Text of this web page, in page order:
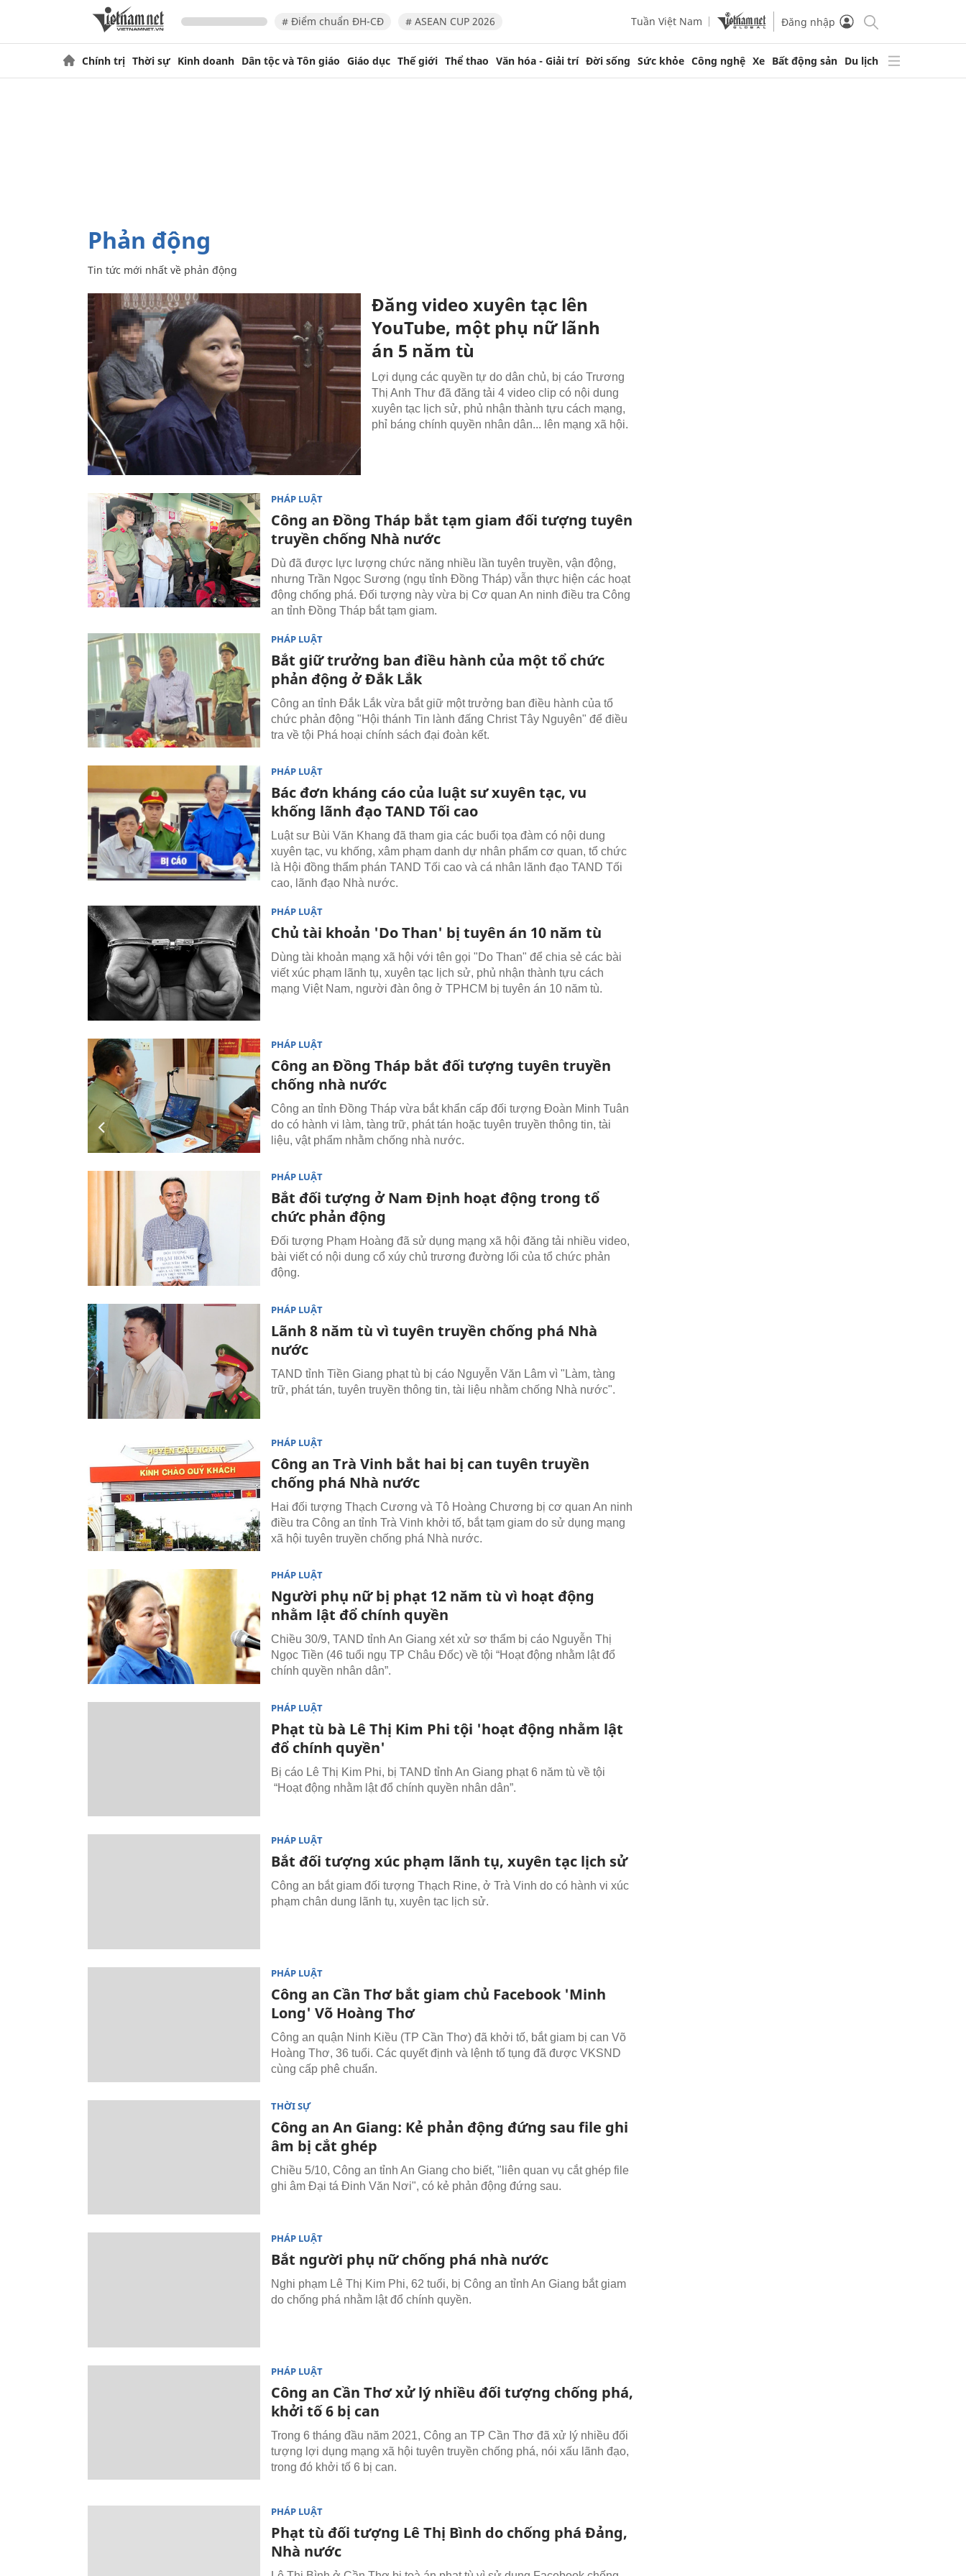
# Điểm chuẩn ĐH-CĐ # ASEAN CUP 2026 Tuần Việt Nam Đăng nhập
Chính trị Thời sự Kinh doanh Dân tộc và Tôn giáo Giáo dục Thế giới Thể thao Văn hóa - Giải trí Đời sống Sức khỏe Công nghệ Xe Bất động sản Du lịch
phản động
Tin tức mới nhất về phản động
Đăng video xuyên tạc lên
YouTube, một phụ nữ lãnh
án 5 năm tù
Lợi dụng các quyền tự do dân chủ, bị cáo Trương
Thị Anh Thư đã đăng tải 4 video clip có nội dung
xuyên tạc lịch sử, phủ nhận thành tựu cách mạng,
phỉ báng chính quyền nhân dân... lên mạng xã hội.
PHÁP LUẬT
Công an Đồng Tháp bắt tạm giam đối tượng tuyên
truyền chống Nhà nước
Dù đã được lực lượng chức năng nhiều lần tuyên truyền, vận động,
nhưng Trần Ngọc Sương (ngụ tỉnh Đồng Tháp) vẫn thực hiện các hoạt
động chống phá. Đối tượng này vừa bị Cơ quan An ninh điều tra Công
an tỉnh Đồng Tháp bắt tạm giam.
PHÁP LUẬT
Bắt giữ trưởng ban điều hành của một tổ chức
phản động ở Đắk Lắk
Công an tỉnh Đắk Lắk vừa bắt giữ một trưởng ban điều hành của tổ
chức phản động "Hội thánh Tin lành đấng Christ Tây Nguyên" để điều
tra về tội Phá hoại chính sách đại đoàn kết.
PHÁP LUẬT
Bác đơn kháng cáo của luật sư xuyên tạc, vu
khống lãnh đạo TAND Tối cao
Luật sư Bùi Văn Khang đã tham gia các buổi tọa đàm có nội dung
xuyên tạc, vu khống, xâm phạm danh dự nhân phẩm cơ quan, tổ chức
là Hội đồng thẩm phán TAND Tối cao và cá nhân lãnh đạo TAND Tối
cao, lãnh đạo Nhà nước.
PHÁP LUẬT
Chủ tài khoản 'Do Than' bị tuyên án 10 năm tù
Dùng tài khoản mạng xã hội với tên gọi "Do Than" để chia sẻ các bài
viết xúc phạm lãnh tụ, xuyên tạc lịch sử, phủ nhận thành tựu cách
mạng Việt Nam, người đàn ông ở TPHCM bị tuyên án 10 năm tù.
PHÁP LUẬT
Công an Đồng Tháp bắt đối tượng tuyên truyền
chống nhà nước
Công an tỉnh Đồng Tháp vừa bắt khẩn cấp đối tượng Đoàn Minh Tuân
do có hành vi làm, tàng trữ, phát tán hoặc tuyên truyền thông tin, tài
liệu, vật phẩm nhằm chống nhà nước.
PHÁP LUẬT
Bắt đối tượng ở Nam Định hoạt động trong tổ
chức phản động
Đối tượng Phạm Hoàng đã sử dụng mạng xã hội đăng tải nhiều video,
bài viết có nội dung cổ xúy chủ trương đường lối của tổ chức phản
động.
PHÁP LUẬT
Lãnh 8 năm tù vì tuyên truyền chống phá Nhà
nước
TAND tỉnh Tiền Giang phạt tù bị cáo Nguyễn Văn Lâm vì "Làm, tàng
trữ, phát tán, tuyên truyền thông tin, tài liệu nhằm chống Nhà nước".
PHÁP LUẬT
Công an Trà Vinh bắt hai bị can tuyên truyền
chống phá Nhà nước
Hai đối tượng Thạch Cương và Tô Hoàng Chương bị cơ quan An ninh
điều tra Công an tỉnh Trà Vinh khởi tố, bắt tạm giam do sử dụng mạng
xã hội tuyên truyền chống phá Nhà nước.
PHÁP LUẬT
Người phụ nữ bị phạt 12 năm tù vì hoạt động
nhằm lật đổ chính quyền
Chiều 30/9, TAND tỉnh An Giang xét xử sơ thẩm bị cáo Nguyễn Thị
Ngọc Tiền (46 tuổi ngụ TP Châu Đốc) về tội “Hoạt động nhằm lật đổ
chính quyền nhân dân”.
PHÁP LUẬT
Phạt tù bà Lê Thị Kim Phi tội 'hoạt động nhằm lật
đổ chính quyền'
Bị cáo Lê Thị Kim Phi, bị TAND tỉnh An Giang phạt 6 năm tù về tội
“Hoạt động nhằm lật đổ chính quyền nhân dân”.
PHÁP LUẬT
Bắt đối tượng xúc phạm lãnh tụ, xuyên tạc lịch sử
Công an bắt giam đối tượng Thạch Rine, ở Trà Vinh do có hành vi xúc
phạm chân dung lãnh tụ, xuyên tạc lịch sử.
PHÁP LUẬT
Công an Cần Thơ bắt giam chủ Facebook 'Minh
Long' Võ Hoàng Thơ
Công an quận Ninh Kiều (TP Cần Thơ) đã khởi tố, bắt giam bị can Võ
Hoàng Thơ, 36 tuổi. Các quyết định và lệnh tố tụng đã được VKSND
cùng cấp phê chuẩn.
THỜI SỰ
Công an An Giang: Kẻ phản động đứng sau file ghi
âm bị cắt ghép
Chiều 5/10, Công an tỉnh An Giang cho biết, "liên quan vụ cắt ghép file
ghi âm Đại tá Đinh Văn Nơi", có kẻ phản động đứng sau.
PHÁP LUẬT
Bắt người phụ nữ chống phá nhà nước
Nghi phạm Lê Thị Kim Phi, 62 tuổi, bị Công an tỉnh An Giang bắt giam
do chống phá nhằm lật đổ chính quyền.
PHÁP LUẬT
Công an Cần Thơ xử lý nhiều đối tượng chống phá,
khởi tố 6 bị can
Trong 6 tháng đầu năm 2021, Công an TP Cần Thơ đã xử lý nhiều đối
tượng lợi dụng mạng xã hội tuyên truyền chống phá, nói xấu lãnh đạo,
trong đó khởi tố 6 bị can.
PHÁP LUẬT
Phạt tù đối tượng Lê Thị Bình do chống phá Đảng,
Nhà nước